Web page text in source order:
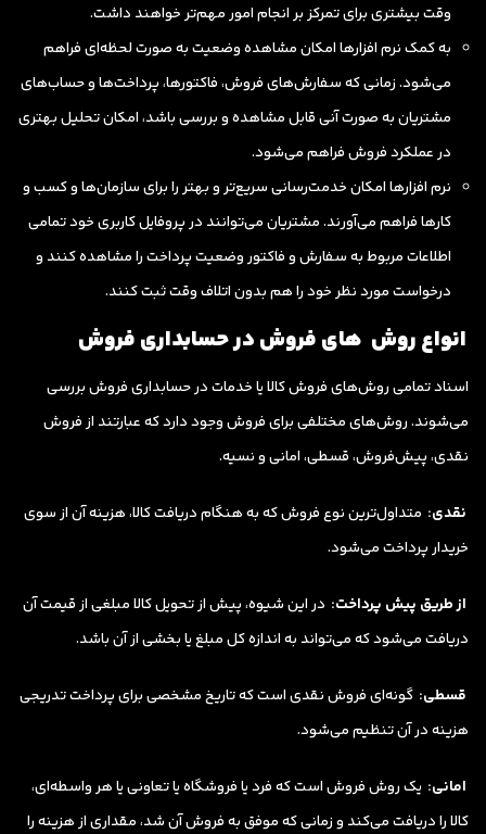
وقت بیشتری برای تمرکز بر انجام امور مهم‌تر خواهند داشت.
به کمک نرم افزارها امکان مشاهده وضعیت به صورت لحظه‌ای فراهم
می‌شود. زمانی که سفارش‌های فروش، فاکتورها، پرداخت‌ها و حساب‌های
مشتریان به صورت آنی قابل مشاهده و بررسی باشد، امکان تحلیل بهتری
در عملکرد فروش فراهم می‌شود.
نرم افزارها امکان خدمت‌رسانی سریع‌تر و بهتر را برای سازمان‌ها و کسب و
کارها فراهم می‌آورند. مشتریان می‌توانند در پروفایل کاربری خود تمامی
اطلاعات مربوط به سفارش و فاکتور وضعیت پرداخت را مشاهده کنند و
درخواست مورد نظر خود را هم بدون اتلاف وقت ثبت کنند.
انواع روش های فروش در حسابداری فروش
اسناد تمامی روش‌های فروش کالا یا خدمات در حسابداری فروش بررسی
می‌شوند. روش‌های مختلفی برای فروش وجود دارد که عبارتند از فروش
نقدی، پیش‌فروش، قسطی، امانی و نسیه.
نقدی: متداول‌ترین نوع فروش که به هنگام دریافت کالا، هزینه آن از سوی
خریدار پرداخت می‌شود.
از طریق پیش پرداخت: در این شیوه، پیش از تحویل کالا مبلغی از قیمت آن
دریافت می‌شود که می‌تواند به اندازه کل مبلغ یا بخشی از آن باشد.
قسطی: گونه‌ا‌ی فروش نقدی است که تاریخ مشخصی برای پرداخت تدریجی
هزینه در آن تنظیم می‌شود.
امانی: یک روش فروش است که فرد یا فروشگاه یا تعاونی یا هر واسطه‌ای،
کالا را دریافت می‌کند و زمانی که موفق به فروش آن شد، مقداری از هزینه را